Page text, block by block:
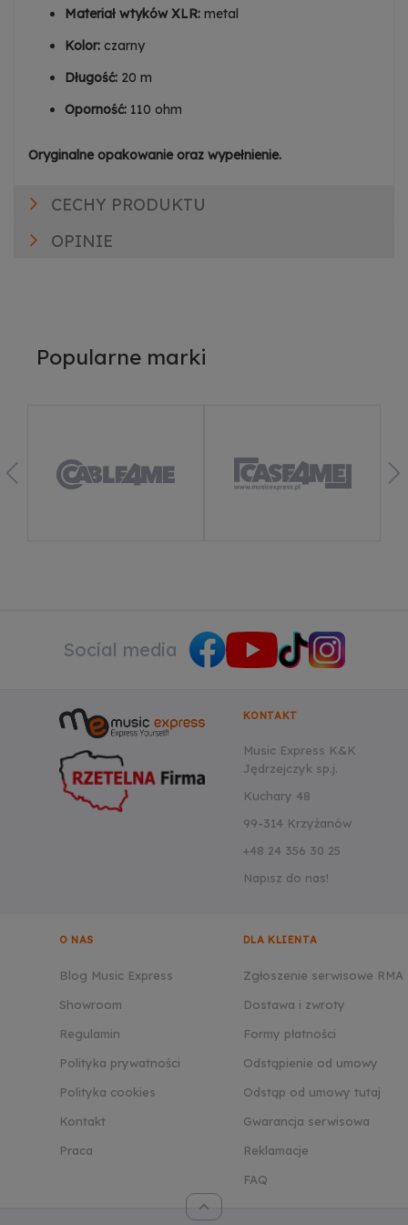
Materiał wtyków XLR: metal
Kolor: czarny
Długość: 20 m
Oporność: 110 ohm
Oryginalne opakowanie oraz wypełnienie.
CECHY PRODUKTU
OPINIE
Popularne marki
Social media
KONTAKT
Music Express K&K
Jędrzejczyk sp.j.
Kuchary 48
99-314 Krzyżanów
+48 24 356 30 25
Napisz do nas!
O NAS
Blog Music Express
Showroom
Regulamin
Polityka prywatności
Polityka cookies
Kontakt
Praca
DLA KLIENTA
Zgłoszenie serwisowe RMA
Dostawa i zwroty
Formy płatności
Odstąpienie od umowy
Odstąp od umowy tutaj
Gwarancja serwisowa
Reklamacje
FAQ